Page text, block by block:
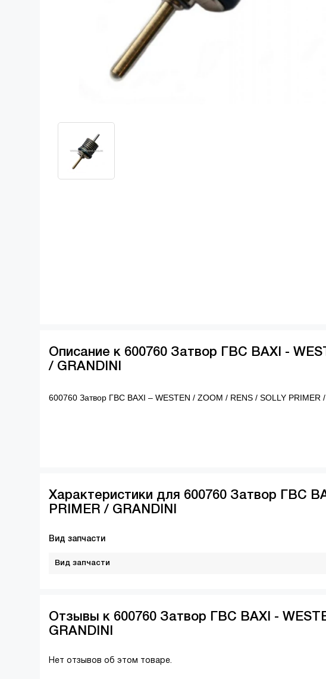
Описание к 600760 Затвор ГВС BAXI -
/ GRANDINI
600760 Затвор ГВС BAXI – WESTEN / ZOOM / RENS / SOLLY PRIMER
Характеристики для 600760 Затвор ГВС
PRIMER / GRANDINI
Вид запчасти
Вид запчасти
Отзывы к 600760 Затвор ГВС BAXI -
GRANDINI
Нет отзывов об этом товаре.